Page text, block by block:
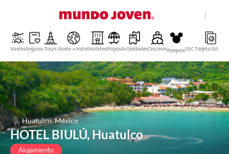
Ayuda
Peso Mexicano
Español
Entrar
VuelosSegurosToursVuelo + HotelHotelesPlayasActividadesCrucerosParquesISIC Tarjeta
Huatulco, México
HOTEL BIULÚ, Huatulco
Alojamiento